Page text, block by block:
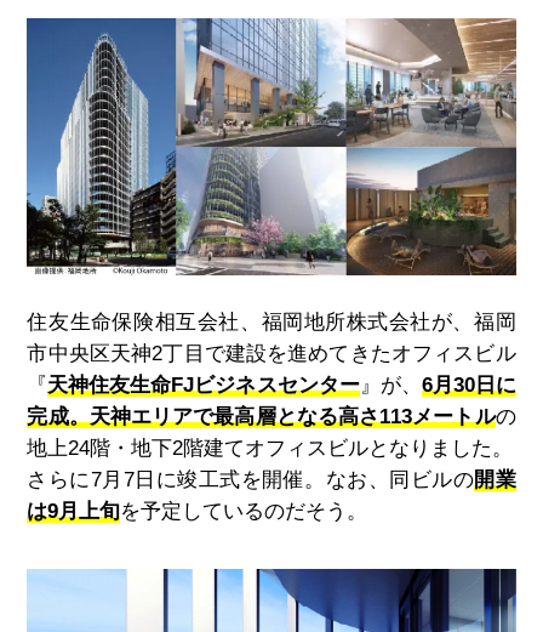
住友生命保険相互会社、福岡地所株式会社が、福岡
市中央区天神2丁目で建設を進めてきたオフィスビル
『天神住友生命FJビジネスセンター』が、 6月30日に
完成。天神エリアで最高層となる高さ113メートルの
地上24階・地下2階建てオフィスビルとなりました。
さらに7月7日に竣工式を開催。なお、同ビルの開業
は9月上旬を予定しているのだそう。